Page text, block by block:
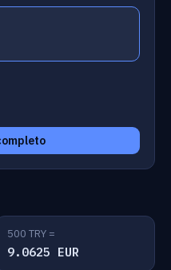
500 TRY =
9.0625 EUR